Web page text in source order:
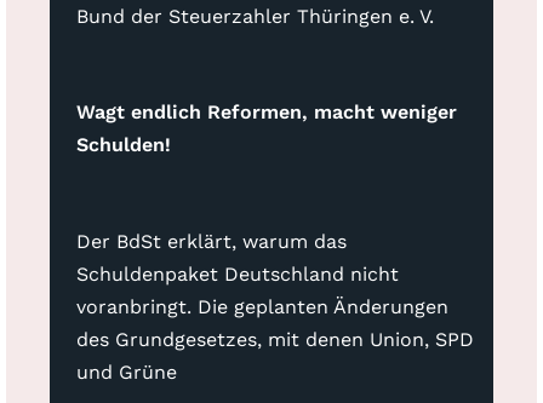
Bund der Steuerzahler Thüringen e. V.
Wagt endlich Reformen, macht weniger
Schulden!
Der BdSt erklärt, warum das
Schuldenpaket Deutschland nicht
voranbringt. Die geplanten Änderungen
des Grundgesetzes, mit denen Union, SPD
und Grüne